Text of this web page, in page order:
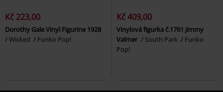
Kč 223,00
Dorothy Gale Vinyl Figurine 1928
Wicked
Funko Pop!
Kč 409,00
Vinylová figurka č.1761 Jimmy
Valmer
South Park
Funko
Pop!